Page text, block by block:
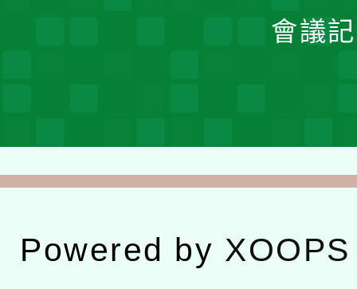
會議
Powered by XOOPS